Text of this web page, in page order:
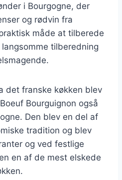
i Bourgogne, der
og rødvin fra
måde at tilberede
tilberedning
det franske køkken blev
Bourguignon også
Den blev en del af
tradition og blev
og ved festlige
en af de mest elskede